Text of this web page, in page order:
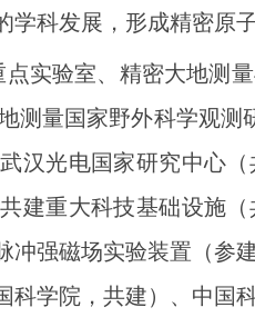
科发展，形成精密原
实验室、精密大地测
测量国家野外科学观测
汉光电国家研究中心
建重大科技基础设施
强磁场实验装置（参
学院，共建）、中国